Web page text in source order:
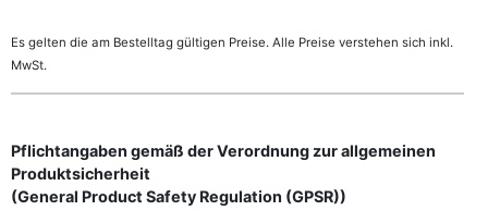
Es gelten die am Bestelltag gültigen Preise. Alle Preise verstehen sich inkl.
MwSt.
Pflichtangaben gemäß der Verordnung zur allgemeinen
Produktsicherheit
(General Product Safety Regulation (GPSR))